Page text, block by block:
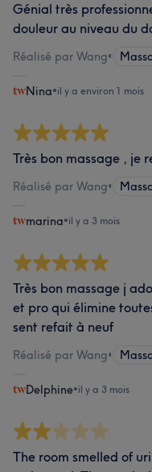
Génial très
douleur au niveau du
Réalisé par Wang•
Nina•il y a environ 1 mois
Très bon massage , je
Réalisé par Wang•
marina•il y a 3 mois
Très bon massage j
et pro qui élimine
sent refait à neuf
Réalisé par Wang•
Delphine•il y a 3 mois
The room smelled of